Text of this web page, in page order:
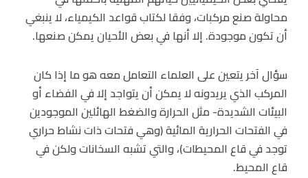
محاولة صنع مركبات، وفقا لكتاب قواعد الكيمياء، لا ينبغي
أن تكون موجودة. إلا أنها في بعض الأحيان يمكن صنعها.
سؤال آخر يتعين على العلماء التعامل معه هو ما إذا كان
المركب الذي يريدونه لا يمكن أن يتواجد إلا في الفضاء أو
البيئات الشديدة- مثل الحرارة والضغط الهائلين الموجودين
في الفتحات الحرارية المائية (وهي فتحات ذات نشاط حراري
توجد في قاع المحيطات)، والتي تشبه السخانات ولكن في
قاع المحيط.